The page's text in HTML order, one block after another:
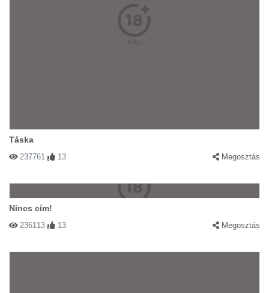
Táska
237761 13 Megosztás
Nincs cím!
236113 13 Megosztás